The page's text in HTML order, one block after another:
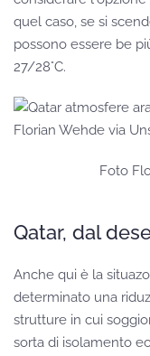
quel caso, se si
possono essere be
27/28°C.
Foto
Qatar, dal
Anche qui è la
determinato una
strutture in cui
sorta di isolamento